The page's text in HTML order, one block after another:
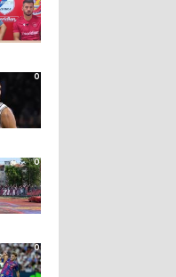
0
0
0